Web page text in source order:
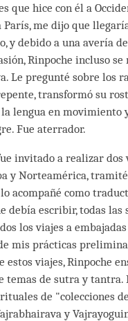
que hice con él a
me dijo que
y debido a una avería
Rinpoche incluso
Le pregunté sobre los
transformó su
lengua en movimiento
Fue aterrador.
invitado a realizar dos
y Norteamérica,
acompañé como
debía escribir, todas las
los viajes a
mis prácticas
viajes, Rinpoche
temas de sutra y tantra.
de "colecciones
y